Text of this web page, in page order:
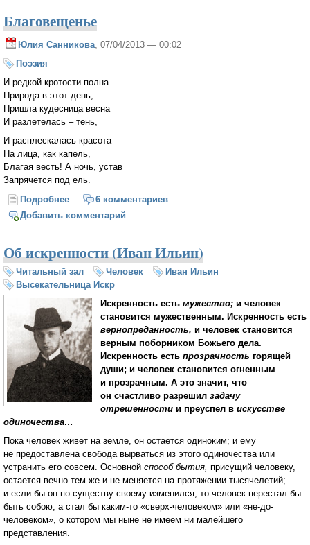
Благовещенье
Юлия Санникова, 07/04/2013 — 00:02
Поэзия
И редкой кротости полна
Природа в этот день,
Пришла кудесница весна
И разлетелась – тень,
И расплескалась красота
На лица, как капель,
Благая весть! А ночь, устав
Запрячется под ель.
Подробнее о Благовещенье
6 комментариев
Добавить комментарий
Об искренности (Иван Ильин)
Читальный зал Человек
Иван Ильин
Высекательница Искр
Искренность есть мужество; и человек
становится мужественным. Искренность есть
вернопреданность, и человек становится
верным поборником Божьего дела.
Искренность есть прозрачность горящей
души; и человек становится огненным
и прозрачным. А это значит, что
он счастливо разрешил задачу
отрешенности и преуспел в искусстве
одиночества…
Пока человек живет на земле, он остается одиноким; и ему
не предоставлена свобода вырваться из этого одиночества или
устранить его совсем. Основной способ бытия, присущий человеку,
остается вечно тем же и не меняется на протяжении тысячелетий;
и если бы он по существу своему изменился, то человек перестал бы
быть собою, а стал бы каким-то «сверх-человеком» или «не-до-
человеком», о котором мы ныне не имеем ни малейшего
представления.